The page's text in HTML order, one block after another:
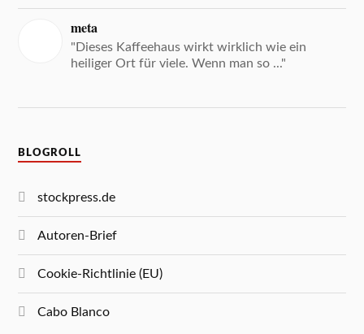
meta
"Dieses Kaffeehaus wirkt wirklich wie ein
heiliger Ort für viele. Wenn man so ..."
BLOGROLL
stockpress.de
Autoren-Brief
Cookie-Richtlinie (EU)
Cabo Blanco